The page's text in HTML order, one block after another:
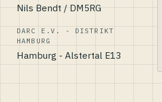
Nils Bendt / DM5RG
DARC E.V. - DISTRIKT
HAMBURG
Hamburg - Alstertal E13